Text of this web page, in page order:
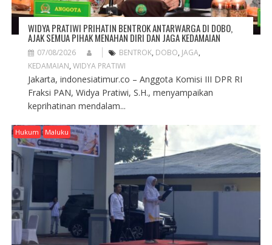
WIDYA PRATIWI PRIHATIN BENTROK ANTARWARGA DI DOBO,
AJAK SEMUA PIHAK MENAHAN DIRI DAN JAGA KEDAMAIAN
07/08/2026 BENTROK, DOBO, JAGA,
KEDAMAIAN, WIDYA PRATIWI
Jakarta, indonesiatimur.co – Anggota Komisi III DPR RI
Fraksi PAN, Widya Pratiwi, S.H., menyampaikan
keprihatinan mendalam...
Hukum Maluku